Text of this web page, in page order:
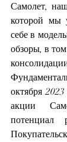
Самолет,
которой мы
себе в
обзоры, в
октября
акции